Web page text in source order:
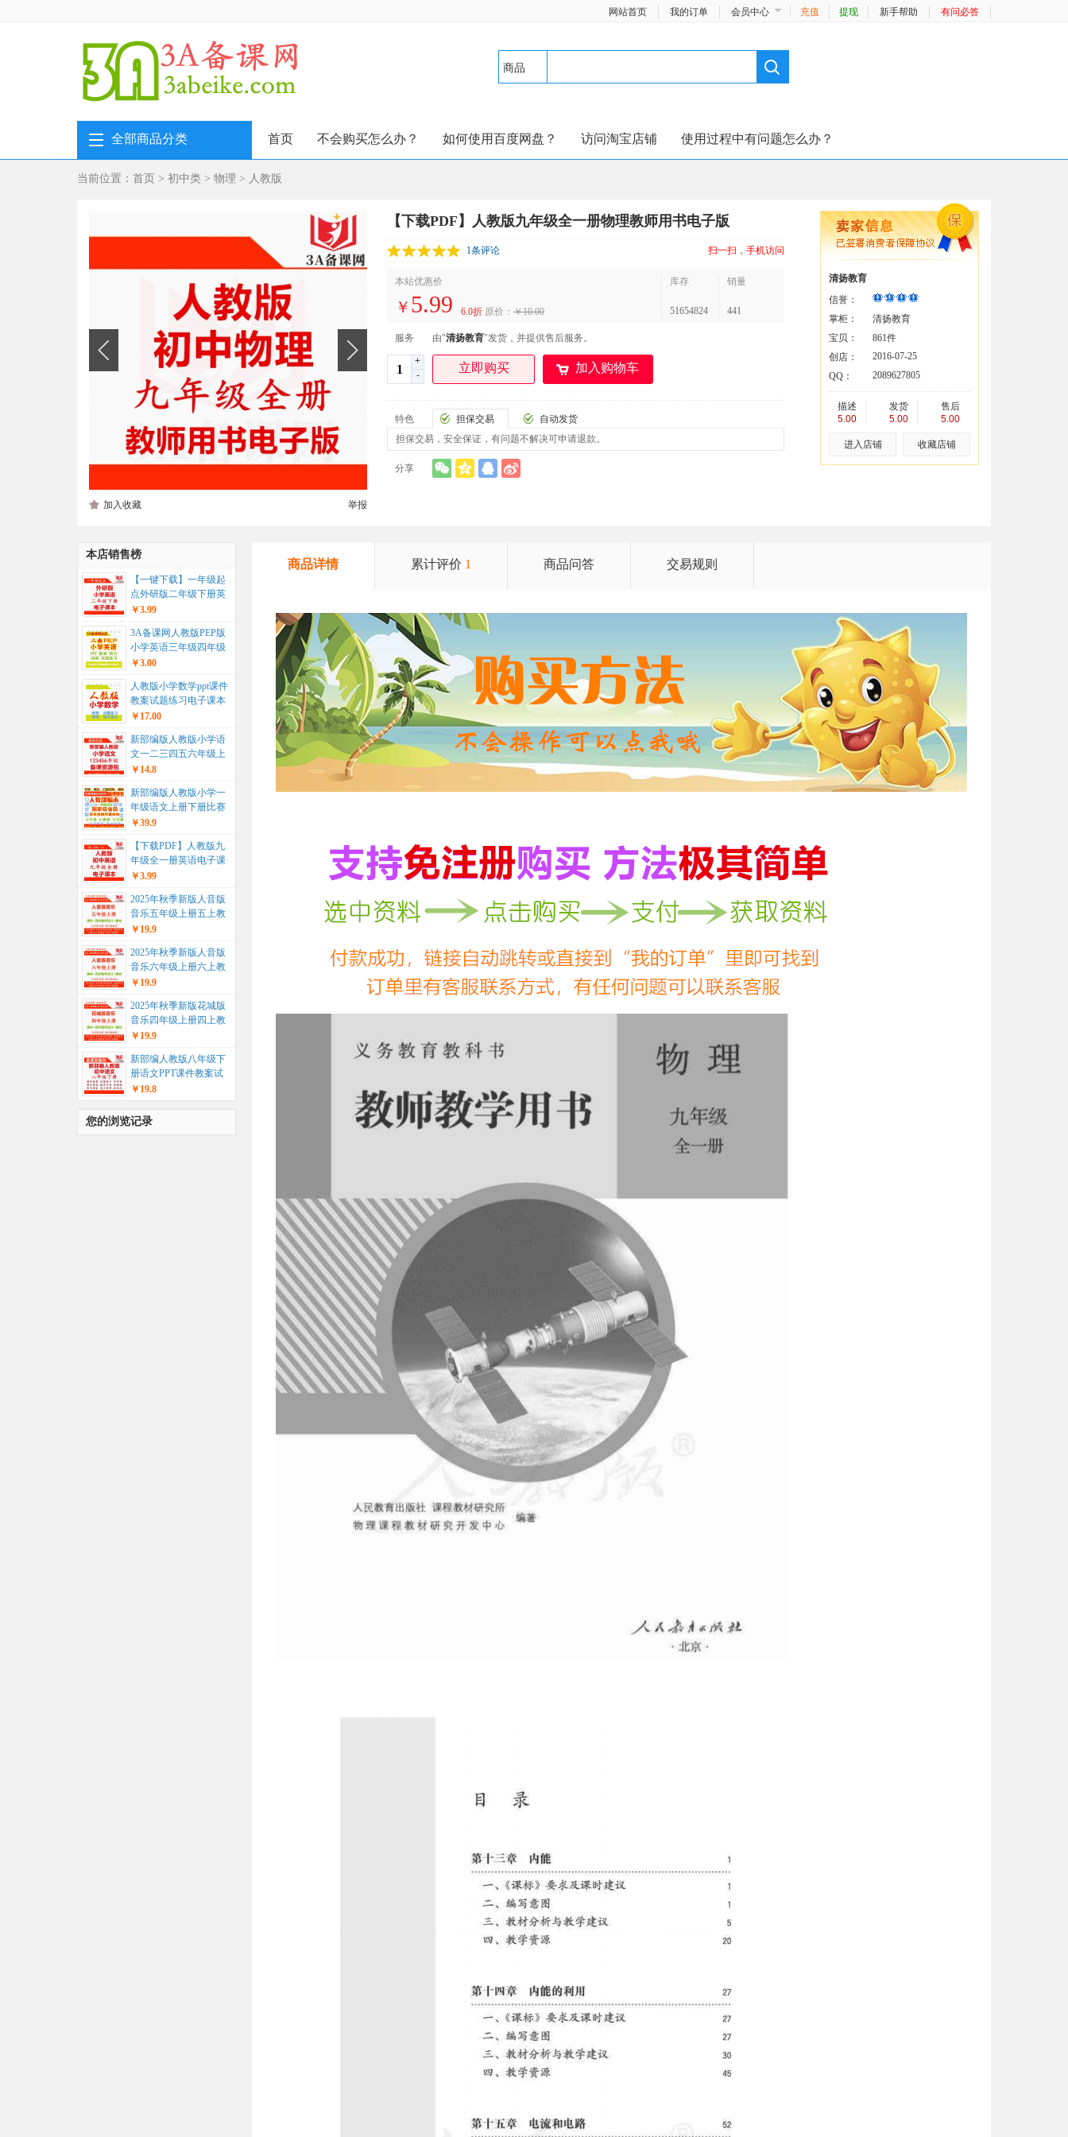
网站首页 我的订单 会员中心 充值 提现 新手帮助 有问必答
商品
全部商品分类 首页 不会购买怎么办？ 如何使用百度网盘？ 访问淘宝店铺 使用过程中有问题怎么办？
当前位置： 首页 > 初中类 > 物理 > 人教版
加入收藏 举报
【下载PDF】人教版九年级全一册物理教师用书电子版
1条评论 扫一扫，手机访问
本站优惠价
￥ 5.99 6.0折 原价： ￥10.00
库存 销量
51654824 441
服务 由"清扬教育"发货，并提供售后服务。
+
-
立即购买 加入购物车
特色 担保交易
自动发货
担保交易，安全保证，有问题不解决可申请退款。
分享
清扬教育
信誉：
掌柜：
清扬教育
宝贝：
861件
创店：
2016-07-25
QQ：
2089627805
描述
5.00
发货
5.00
售后
5.00
进入店铺 收藏店铺
本店销售榜
【一键下载】一年级起
点外研版二年级下册英
语电子课本电子教材...
￥3.99
3A备课网人教版PEP版
小学英语三年级四年级
五年级六年级上册下册
ppt...
￥3.00
人教版小学数学ppt课件
教案试题练习电子课本
教学计划期末复习一年
级二年...
￥17.00
新部编版人教版小学语
文一二三四五六年级上
册下册ppt课件教案试题
课文朗...
￥14.8
新部编版人教版小学一
年级语文上册下册比赛
课公开课获奖视频配套
优秀教案P...
￥39.9
【下载PDF】人教版九
年级全一册英语电子课
本电子教材...
￥3.99
2025年秋季新版人音版
音乐五年级上册五上教
学课件+同步教学设计
教案+...
￥19.9
2025年秋季新版人音版
音乐六年级上册六上教
学课件+同步教学设计
教案+...
￥19.9
2025年秋季新版花城版
音乐四年级上册四上教
学课件+同步教学设计
教案+...
￥19.9
新部编人教版八年级下
册语文PPT课件教案试
题练习导学案教学计
划...
￥19.8
您的浏览记录
商品详情 累计评价 1 商品问答 交易规则